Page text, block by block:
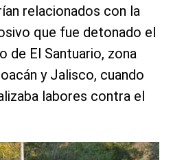
relacionados con la
que fue detonado el
de El Santuario, zona
y Jalisco, cuando
labores contra el